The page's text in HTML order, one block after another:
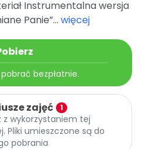
Instrumentalna wersja
Panie”... więcej
bezpłatnie.
zajęć 1
z wykorzystaniem tej
Pliki umieszczone są do
pobrania